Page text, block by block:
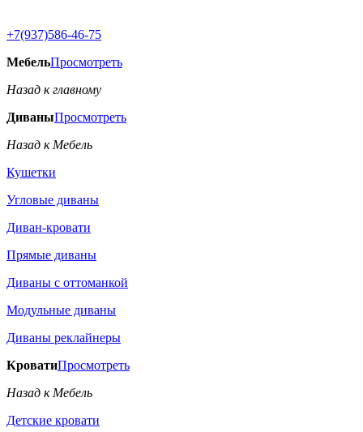
+7(937)586-46-75
МебельПросмотреть
Назад к главному
ДиваныПросмотреть
Назад к Мебель
Кушетки
Угловые диваны
Диван-кровати
Прямые диваны
Диваны с оттоманкой
Модульные диваны
Диваны реклайнеры
КроватиПросмотреть
Назад к Мебель
Детские кровати